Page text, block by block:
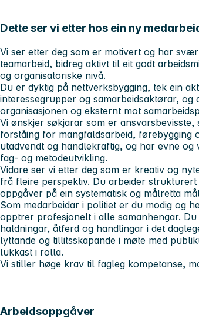
Dette ser vi etter hos ein ny
Vi ser etter deg som er motivert og har
teamarbeid, bidreg aktivt til eit godt
og organisatoriske nivå.
Du er dyktig på nettverksbygging, tek ein
interessegrupper og samarbeidsaktørar,
organisasjonen og eksternt mot
Vi ønskjer søkjarar som er
forståing for mangfaldsarbeid, førebygging
utadvendt og handlekraftig, og har evne
fag- og metodeutvikling.
Vidare ser vi etter deg som er kreativ og
frå fleire perspektiv. Du arbeider
oppgåver på ein systematisk og målretta
Som medarbeidar i politiet er du modig og
opptrer profesjonelt i alle samanhengar.
haldningar, åtferd og handlingar i det
lyttande og tillitsskapande i møte med
lukkast i rolla.
Vi stiller høge krav til fagleg kompetanse,
Arbeidsoppgåver